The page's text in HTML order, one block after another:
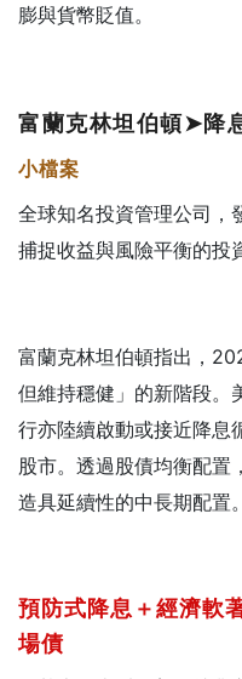
膨與貨幣貶值。
富蘭克林坦伯頓➤降
小檔案
全球知名投資管理公司，
捕捉收益與風險平衡的投
富蘭克林坦伯頓指出，
但維持穩健」的新階段。
行亦陸續啟動或接近降息
股市。透過股債均衡配置
造具延續性的中長期配置。
預防式降息＋經濟軟
場債